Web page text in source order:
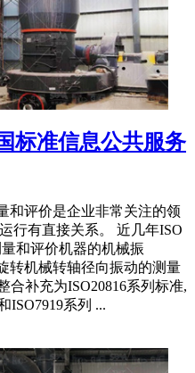
标准信息公共服务
和评价是企业非常关注的领
行有直接关系。 近几年ISO
和评价机器的机械振
转机械转轴径向振动的测量
合补充为ISO20816系列标准,
ISO7919系列 ...